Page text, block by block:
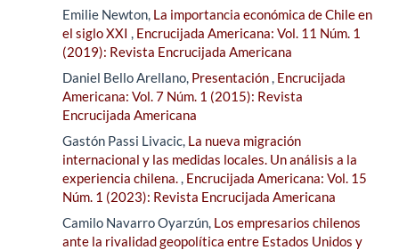
Emilie Newton, La importancia económica de Chile en
el siglo XXI , Encrucijada Americana: Vol. 11 Núm. 1
(2019): Revista Encrucijada Americana
Daniel Bello Arellano, Presentación, Encrucijada
Americana: Vol. 7 Núm. 1 (2015): Revista
Encrucijada Americana
Gastón Passi Livacic, La nueva migración
internacional y las medidas locales. Un análisis a la
experiencia chilena., Encrucijada Americana: Vol. 15
Núm. 1 (2023): Revista Encrucijada Americana
Camilo Navarro Oyarzún, Los empresarios chilenos
ante la rivalidad geopolítica entre Estados Unidos y